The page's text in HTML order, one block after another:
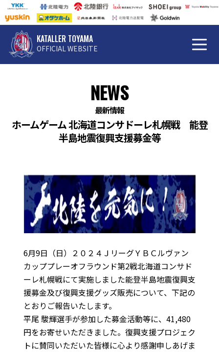
KATALLER TOYAMA
OFFICIAL WEBSITE
NEWS
最新情報
ホームゲーム 北海道コンサドーレ札幌戦 能登
半島地震復興支援募金等
6月9日（日）２０２４ＪリーグＹＢＣルヴァン
カッププレーオフラウンド第2戦北海道コンサド
ーレ札幌戦にて実施しました能登半島地震復興支
援募金及び復興支援グッズ販売について、下記の
とおりご報告いたします。
平尾 駿輝選手が参加した募金活動等に、41,480
円をお寄せいただきました。復興支援プロジェク
トに賛同いただいた皆様に心より感謝申しあげま